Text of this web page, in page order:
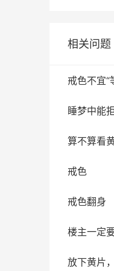
相关问题
戒色不宜“
睡梦中能
算不算看
戒色
戒色翻身
楼主一定
放下黄片